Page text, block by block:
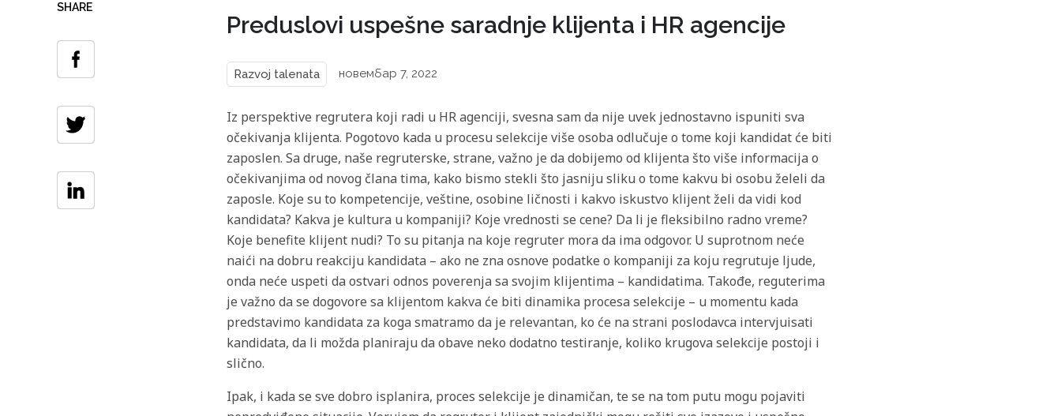
SHARE
Preduslovi uspešne saradnje klijenta i HR agencije
Razvoj talenata новембар 7, 2022
Iz perspektive regrutera koji radi u HR agenciji, svesna sam da nije uvek jednostavno ispuniti sva
očekivanja klijenta. Pogotovo kada u procesu selekcije više osoba odlučuje o tome koji kandidat će biti
zaposlen. Sa druge, naše regruterske, strane, važno je da dobijemo od klijenta što više informacija o
očekivanjima od novog člana tima, kako bismo stekli što jasniju sliku o tome kakvu bi osobu želeli da
zaposle. Koje su to kompetencije, veštine, osobine ličnosti i kakvo iskustvo klijent želi da vidi kod
kandidata? Kakva je kultura u kompaniji? Koje vrednosti se cene? Da li je fleksibilno radno vreme?
Koje benefite klijent nudi? To su pitanja na koje regruter mora da ima odgovor. U suprotnom neće
naići na dobru reakciju kandidata – ako ne zna osnove podatke o kompaniji za koju regrutuje ljude,
onda neće uspeti da ostvari odnos poverenja sa svojim klijentima – kandidatima. Takođe, reguterima
je važno da se dogovore sa klijentom kakva će biti dinamika procesa selekcije – u momentu kada
predstavimo kandidata za koga smatramo da je relevantan, ko će na strani poslodavca intervjuisati
kandidata, da li možda planiraju da obave neko dodatno testiranje, koliko krugova selekcije postoji i
slično.
Ipak, i kada se sve dobro isplanira, proces selekcije je dinamičan, te se na tom putu mogu pojaviti